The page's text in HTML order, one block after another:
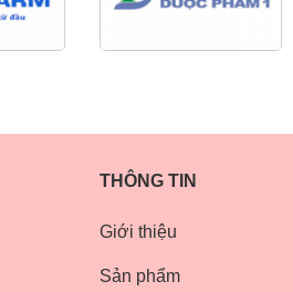
THÔNG TIN
Giới thiệu
Sản phẩm